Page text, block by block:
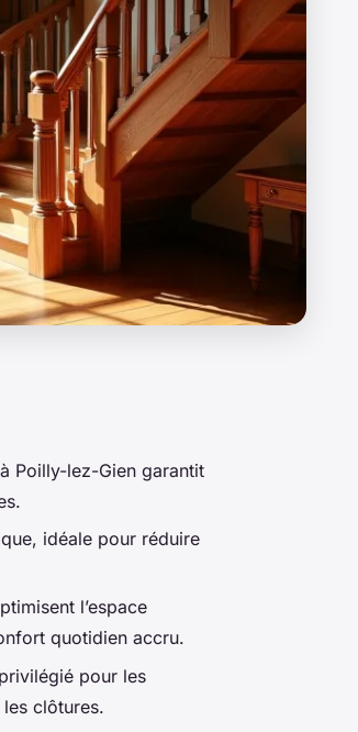
Poilly-lez-Gien garantit
idéale pour réduire
l’espace
quotidien accru.
pour les
clôtures.